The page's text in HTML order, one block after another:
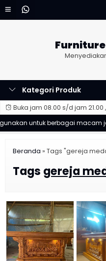
Kategori Produk
Buka jam 08.00 s/d jam
untuk berbagai macam
Beranda » Tags "gereja
Tags gereja